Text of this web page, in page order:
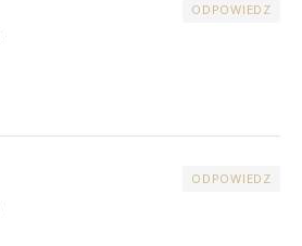
ODPOWIEDZ
ODPOWIEDZ